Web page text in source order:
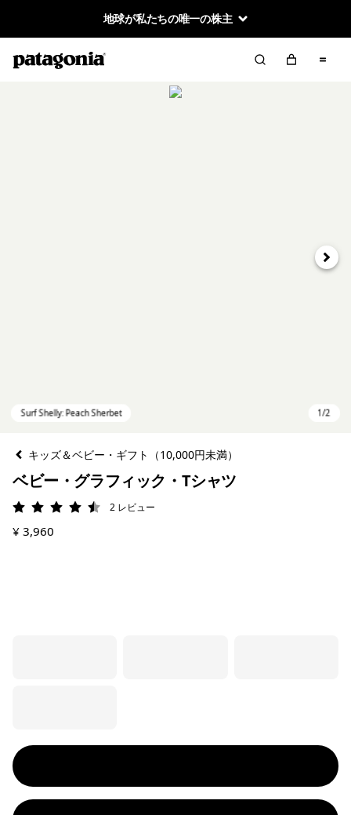
地球が私たちの唯一の株主
次へ
キッズ＆ベビー・ギフト（10,000円未満）
ベビー・グラフィック・Tシャツ
評価: 4.5 / 5
2 レビュー
¥ 3,960